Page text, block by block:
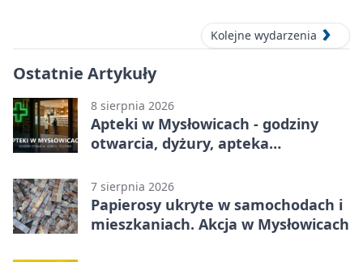
Kolejne wydarzenia
Ostatnie Artykuły
8 sierpnia 2026
Apteki w Mysłowicach - godziny
otwarcia, dyżury, apteka
7 sierpnia 2026
Papierosy ukryte w samochodach i
mieszkaniach. Akcja w Mysłowicach